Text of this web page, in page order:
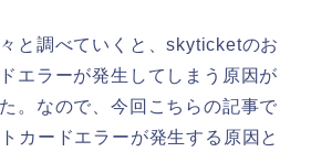
と調べていくと、skyticketのお
エラーが発生してしまう原因が
。なので、今回こちらの記事で
カードエラーが発生する原因と